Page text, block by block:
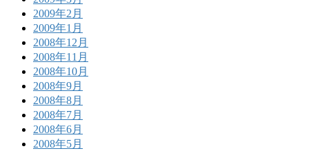
2009年2月
2009年1月
2008年12月
2008年11月
2008年10月
2008年9月
2008年8月
2008年7月
2008年6月
2008年5月